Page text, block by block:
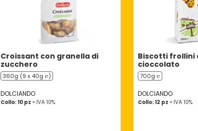
Croissant con granella di
zucchero
360g (9 x 40g ℮)
DOLCIANDO
Collo: 10 pz - IVA 10%
Biscotti frollini
cioccolato
700g ℮
DOLCIANDO
Collo: 12 pz - IVA 10%